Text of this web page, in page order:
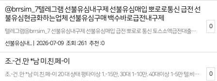
@brrsim_7텔레그램 선불유심내구제 선불유심매입 뽀로로통신 급전 선
불유심현금화하는업체 선불유심구매 백수바로급전내구제
텔레그램@brrsim_7 선불유심내구제 선불유심매입 급전 뽀로로 통신 토스소액급전대출내구제 8등급무직자소액대출 뽀로로 통신 선불유심내구제10만원 선불유심구매 칠곡군소액급전대출 정식업체 청년 긴급 생활 안정자금을 통해 비상 시에도 든든한 지원을 받을 수 있는 신뢰할 수 있는 정식 업체입니다 가전 내구제부터 빠르고 간편한 선불 유심 휴대폰 내구제까지 비대면으로 간단히 진행할 수 있어 바쁜 현대인들에게 큰 호응을 얻고 있습니다 자금 문제로 갑작스러운 소액이 필요한 순간, 저희는 번거로운 절차를 최소화하여 누구나 쉽고 빠르게 이용할 수 있는 서비스를 제공합니다. 특히 무직자 소액 급전 대출 분야에서 다수의 고객 만족도를 기록하며 인기 있는 선택지가 되고 있습니다. 청년층을 대상으로 한 맞춤형 솔루션을 제안해 생활의 부담은 줄이고, 더 나은 일상으로의 도약을 돕고자 노력하고 있습니다 개통 → 개통 확인후 즉시 정산 ! 모든 개통은 고객 본인 확인 후 → 합법적인 절차로 안전하게 진행됩니다 뽀로로 통신 선불유심 내구제 홈페이지를 통해 고객이 직접 확인하고 믿고 이용할 수 있도록 투명성과 신뢰를 최우선으로 생각합니다 최신 트렌드에 맞춘 서비스와 정확한 정보 제공으로 진심 어린 금융 서비스를 경험할 수 있을 것입니다. 저희와 함께라면, 어떤 상황에서도 빠르고 확실한 지원을 받아볼 수 있습니다.편리함과 전문성을 갖춘 서비스로부터 새로운 시작의 기회를 잡아보세요. 항상 고객의 입장에서 고민하며 신뢰받는 금융 파트너로 자리 잡겠습니다 확실한 파트너와 함께하세요 시간 낭비와 신용 하락을 막는 가장 좋은 방법은 처음부터 제대로 된 전문가를 만나는 것입니다 홈페이지: https://brrsim77.isweb.co.kr 홈페이지: https://litt.ly/brrsim7
선불유심내... |
2026-07-09 조회 :261 추천 :0
0
조.-건 .만 *남 미.친.페-이
조.-건 .만 *남 미.친.페-이 20 대 상태 평타이상 1.-15만, 30대 1-10만. 40대이상 1-5만 텔.비포함 https://5858.enn.kr 들가서 골라먹는 재미 ... 가 성 비 최고죠
0